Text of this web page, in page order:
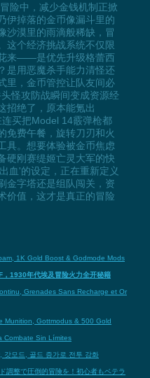
险中，减少金钱机制正掀
伊掉落的金币像漏斗里的
沙漠里的雨滴般稀缺，冒
这个经济挑战系统不仅限
来——是优先升级格蕾西
是用恶魔杀手能力清怪还
里，金币管控让队友间必
怪攻防战瞬间变成资源经
招绝了，原本能氪出
买把Model 14霰弹枪都
免费午餐，旋转刀刃和火
具。想要体验被金币焦虑
硬刚赛缇姬亡灵大军的快
血'的设定，正在重新定义
金字塔还是组队闯关，资
价值，这才是真正的冒险
1K Gold Boost & Godmode Mods
1930年代埃及冒险火力全开秘籍
Grenades Sans Recharge et Or
Munition, Gottmodus & 500 Gold
Combate Sin Límites
모드, 골드 증가로 전투 강화
調整で圧倒的冒険を！初心者もベテラ